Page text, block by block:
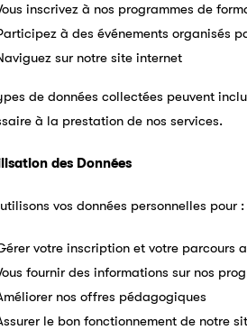
inscrivez à nos programmes de
à des événements organisés
sur notre site internet
de données collectées peuvent
à la prestation de nos services.
des Données
vos données personnelles pour :
votre inscription et votre parcours
fournir des informations sur nos
nos offres pédagogiques
le bon fonctionnement de notre